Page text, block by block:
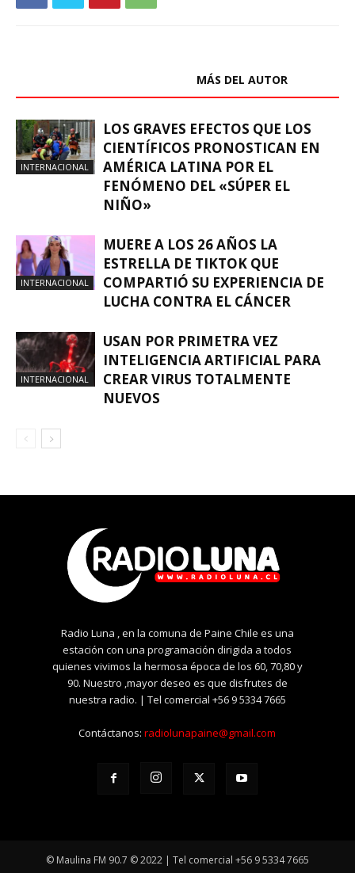
MÁS DEL AUTOR
INTERNACIONAL
LOS GRAVES EFECTOS QUE LOS
CIENTÍFICOS PRONOSTICAN EN
AMÉRICA LATINA POR EL
FENÓMENO DEL «SÚPER EL
NIÑO»
INTERNACIONAL
MUERE A LOS 26 AÑOS LA
ESTRELLA DE TIKTOK QUE
COMPARTIÓ SU EXPERIENCIA DE
LUCHA CONTRA EL CÁNCER
INTERNACIONAL
USAN POR PRIMETRA VEZ
INTELIGENCIA ARTIFICIAL PARA
CREAR VIRUS TOTALMENTE
NUEVOS
Radio Luna , en la comuna de Paine Chile es una
estación con una programación dirigida a todos
quienes vivimos la hermosa época de los 60, 70,80 y
90. Nuestro ,mayor deseo es que disfrutes de
nuestra radio. | Tel comercial +56 9 5334 7665
Contáctanos:radiolunapaine@gmail.com
© Maulina FM 90.7 © 2022 | Tel comercial +56 9 5334 7665